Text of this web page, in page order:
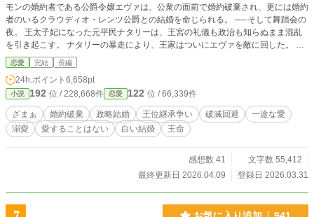
モンの婚約者である公爵令嬢エヴァは、公衆の面前で婚約破棄され、更には婚約
者のいるクラウディオ・レンツ公爵との結婚を命じられる。 ──そして舞踏会の
夜。 王太子妃になった元平民ナタリーは、王宮の礼儀も政治も知らぬまま混乱
を引き起こす。 ナタリーの暴走により、王家はついにエヴァを敵に回した。 王
族は焦り、貴族は離反し、反王派は勢力を拡大。 王国は“内乱寸前”へと傾いてい
く。 そんな中、エヴァの前に跪いたのは王太子の従弟アレクシス・レンツ。
「僕と結婚してほしい。 僕以外が王になれば、この国は沈む」 冷静で聡明な
少年は、エヴァを“未来の国母”に据えるためチャンスを求めた。 「３ヶ月以内
に、私をその気にさせてご覧なさい」 エヴァは、アレクシスに手を差し伸べ
た。 それからの２人は──？ ⚠️ 本作は AI の生成した文章を一部に使っていま
す。視点が頻繁に変わります。
恋愛 完結 長編
24h.ポイント 6,658pt
小説 192 位 / 228,668件 恋愛 122 位 / 66,339件
ざまぁ 婚約破棄 政略結婚 王位継承争い 破滅回避
一途な愛
溺愛
愛することはない 白い結婚 王命
感想数 41
文字数 55,412
最終更新日 2026.04.09
登録日 2026.03.31